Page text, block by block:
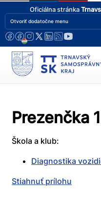
Oficiálna stránka
Otvoriť dodatočne menu
Prezenčka
Škola a klub:
Diagnostika
Stiahnuť prílohu